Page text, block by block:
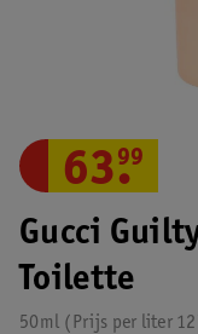
Gucci
Toilette
50ml Prijs per liter
63.
99